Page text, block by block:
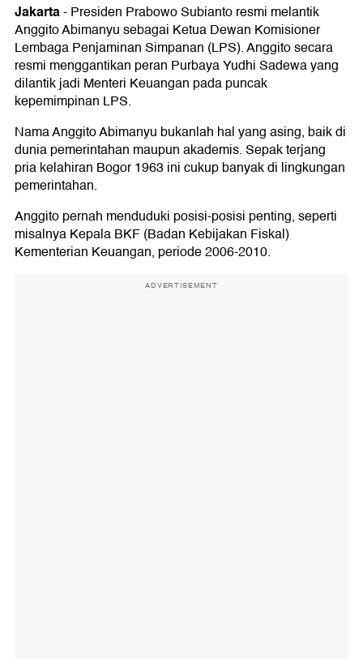
Jakarta-Presiden Prabowo Subianto resmi melantik
Anggito Abimanyu sebagai Ketua Dewan Komisioner
Lembaga Penjaminan Simpanan (LPS). Anggito secara
resmi menggantikan peran Purbaya Yudhi Sadewa yang
dilantik jadi Menteri Keuangan pada puncak
kepemimpinan LPS.
Nama Anggito Abimanyu bukanlah hal yang asing, baik di
dunia pemerintahan maupun akademis. Sepak terjang
pria kelahiran Bogor 1963 ini cukup banyak di lingkungan
pemerintahan.
Anggito pernah menduduki posisi-posisi penting, seperti
misalnya Kepala BKF (Badan Kebijakan Fiskal)
Kementerian Keuangan, periode 2006-2010.
ADVERTISEMENT